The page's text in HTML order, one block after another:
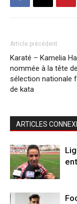
Article précédent
Karaté – Kamelia
nommée à la tête
sélection nationale
de kata
ARTICLES